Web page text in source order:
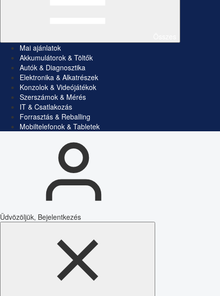
Mai ajánlatok
Akkumulátorok & Töltők
Autók & Diagnosztika
Elektronika & Alkatrészek
Konzolok & Videójátékok
Szerszámok & Mérés
IT & Csatlakozás
Forrasztás & Reballing
Mobiltelefonok & Tabletek
Üdvözöljük, Bejelentkezés